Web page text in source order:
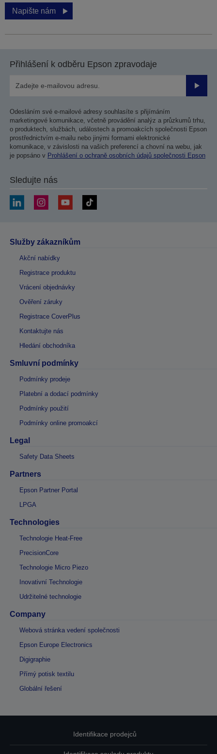
Napište nám
Přihlášení k odběru Epson zpravodaje
Odesláním své e-mailové adresy souhlasíte s přijímáním
marketingové komunikace, včetně provádění analýz a průzkumů trhu,
o produktech, službách, událostech a promoakcích společnosti Epson
prostřednictvím e-mailu nebo jinými formami elektronické
komunikace, v závislosti na vašich preferencí a chovní na webu, jak
je popsáno v Prohlášení o ochraně osobních údajů společnosti Epson
Sledujte nás
Služby zákazníkům
Akční nabídky
Registrace produktu
Vrácení objednávky
Ověření záruky
Registrace CoverPlus
Kontaktujte nás
Hledání obchodníka
Smluvní podmínky
Podmínky prodeje
Platební a dodací podmínky
Podmínky použití
Podmínky online promoakcí
Legal
Safety Data Sheets
Partners
Epson Partner Portal
LPGA
Technologies
Technologie Heat-Free
PrecisionCore
Technologie Micro Piezo
Inovativní Technologie
Udržitelné technologie
Company
Webová stránka vedení společnosti
Epson Europe Electronics
Digigraphie
Přímý potisk textilu
Globální řešení
Identifikace prodejců